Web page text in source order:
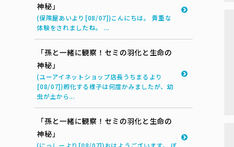
神秘」
(保険屋あいより[08/07])こんにちは。 貴重な
体験をされましたね。 ...
「孫と一緒に観察！セミの羽化と生命の
神秘」
(ユーアイネットショップ店長うちまるより
[08/07])孵化する様子は何度かみましたが、幼
虫が土から...
「孫と一緒に観察！セミの羽化と生命の
神秘」
(にっしーより[08/07])おはようございます。 ぼ